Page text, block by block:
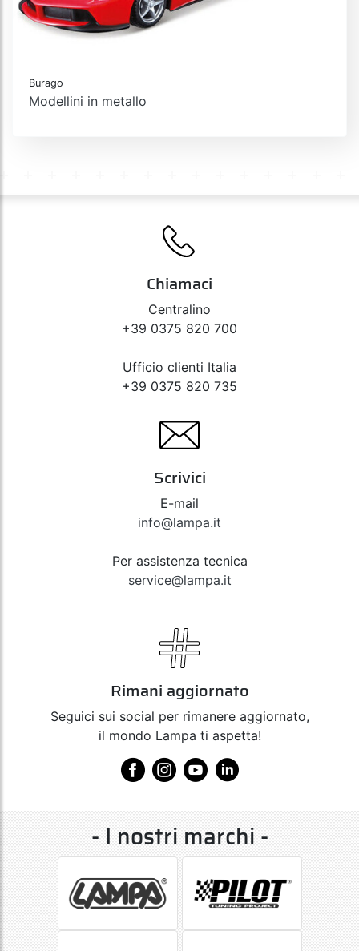
Burago
Modellini in metallo
Chiamaci
Centralino
+39 0375 820 700
Ufficio clienti Italia
+39 0375 820 735
Scrivici
E-mail
info@lampa.it
Per assistenza tecnica
service@lampa.it
Rimani aggiornato
Seguici sui social per rimanere aggiornato,
il mondo Lampa ti aspetta!
- I nostri marchi -